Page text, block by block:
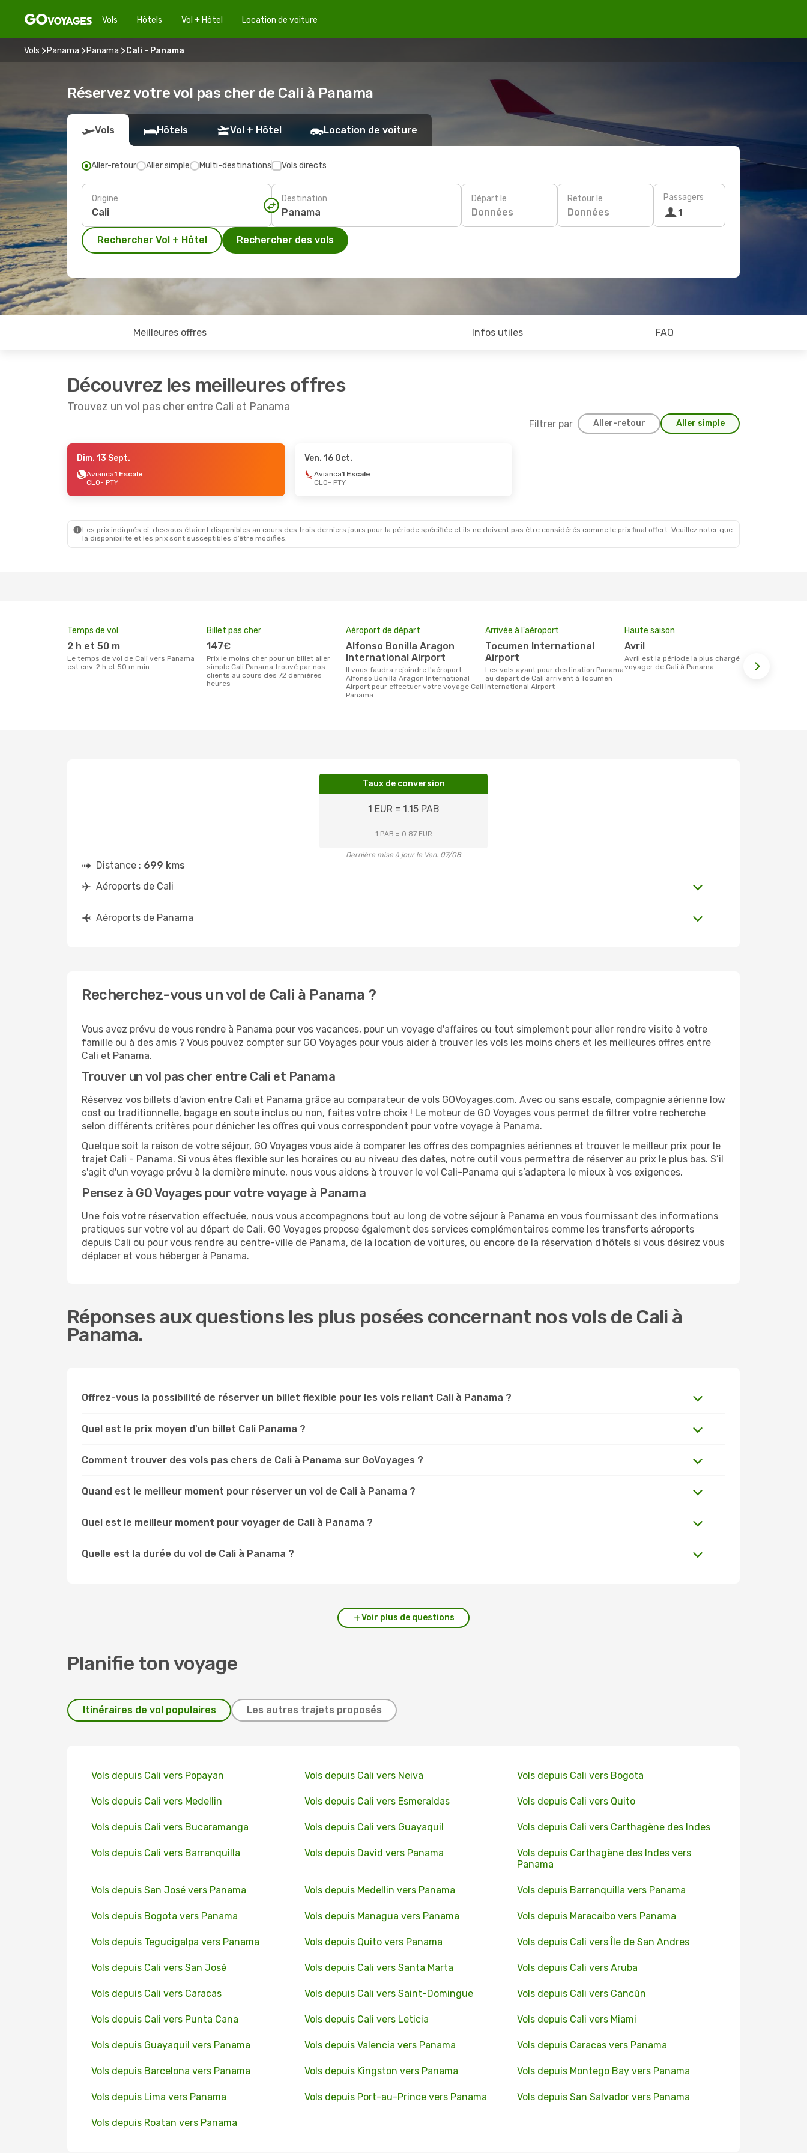
Vols Hôtels Vol + Hôtel Location de voiture
Vols Panama Panama Cali - Panama
Réservez votre vol pas cher de Cali à Panama
Vols Hôtels Vol + Hôtel Location de voiture
Aller-retour Aller simple Multi-destinations Vols directs
Origine Destination Départ le
Données
Retour le
Données
Passagers
1
Rechercher Vol + Hôtel Rechercher des vols
Meilleures offres Infos utiles FAQ
Découvrez les meilleures offres
Trouvez un vol pas cher entre Cali et Panama
Filtrer par Aller-retour Aller simple
- Mar. 1 Sept.
Direct
Dim. 13 Sept.
Avianca1 Escale
CLO- PTY
Ven. 16 Oct.
Avianca1 Escale
CLO- PTY
Les prix indiqués ci-dessous étaient disponibles au cours des trois derniers jours pour la période spécifiée et ils ne doivent pas être considérés comme le prix final offert. Veuillez noter que
la disponibilité et les prix sont susceptibles d’être modifiés.
Temps de vol
2 h et 50 m
Le temps de vol de Cali vers Panama
est env. 2 h et 50 m min.
Billet pas cher
147€
Prix le moins cher pour un billet aller
simple Cali Panama trouvé par nos
clients au cours des 72 dernières
heures
Aéroport de départ
Alfonso Bonilla Aragon
International Airport
Il vous faudra rejoindre l'aéroport
Alfonso Bonilla Aragon International
Airport pour effectuer votre voyage Cali
Panama.
Arrivée à l'aéroport
Tocumen International
Airport
Les vols ayant pour destination Panama
au depart de Cali arrivent à Tocumen
International Airport
Haute saison
avril
avril est la période la plus chargée pour
voyager de Cali à Panama.
Taux de conversion
1 EUR = 1.15 PAB
1 PAB = 0.87 EUR
Dernière mise à jour le Ven. 07/08
Distance : 699 kms
Aéroports de Cali
Aéroports de Panama
Recherchez-vous un vol de Cali à Panama ?
Vous avez prévu de vous rendre à Panama pour vos vacances, pour un voyage d'affaires ou tout simplement pour aller rendre visite à votre
famille ou à des amis ? Vous pouvez compter sur GO Voyages pour vous aider à trouver les vols les moins chers et les meilleures offres entre
Cali et Panama.
Trouver un vol pas cher entre Cali et Panama
Réservez vos billets d'avion entre Cali et Panama grâce au comparateur de vols GOVoyages.com. Avec ou sans escale, compagnie aérienne low
cost ou traditionnelle, bagage en soute inclus ou non, faites votre choix ! Le moteur de GO Voyages vous permet de filtrer votre recherche
selon différents critères pour dénicher les offres qui vous correspondent pour votre voyage à Panama.
Quelque soit la raison de votre séjour, GO Voyages vous aide à comparer les offres des compagnies aériennes et trouver le meilleur prix pour le
trajet Cali - Panama. Si vous êtes flexible sur les horaires ou au niveau des dates, notre outil vous permettra de réserver au prix le plus bas. S’il
s'agit d'un voyage prévu à la dernière minute, nous vous aidons à trouver le vol Cali-Panama qui s’adaptera le mieux à vos exigences.
Pensez à GO Voyages pour votre voyage à Panama
Une fois votre réservation effectuée, nous vous accompagnons tout au long de votre séjour à Panama en vous fournissant des informations
pratiques sur votre vol au départ de Cali. GO Voyages propose également des services complémentaires comme les transferts aéroports
depuis Cali ou pour vous rendre au centre-ville de Panama, de la location de voitures, ou encore de la réservation d'hôtels si vous désirez vous
déplacer et vous héberger à Panama.
Réponses aux questions les plus posées concernant nos vols de Cali à
Panama.
Offrez-vous la possibilité de réserver un billet flexible pour les vols reliant Cali à Panama ?
Quel est le prix moyen d'un billet Cali Panama ?
Comment trouver des vols pas chers de Cali à Panama sur GoVoyages ?
Quand est le meilleur moment pour réserver un vol de Cali à Panama ?
Quel est le meilleur moment pour voyager de Cali à Panama ?
Quelle est la durée du vol de Cali à Panama ?
Voir plus de questions
Planifie ton voyage
Itinéraires de vol populaires Les autres trajets proposés
Vols depuis Cali vers Popayan Vols depuis Cali vers Neiva Vols depuis Cali vers Bogota
Vols depuis Cali vers Medellin Vols depuis Cali vers Esmeraldas Vols depuis Cali vers Quito
Vols depuis Cali vers Bucaramanga Vols depuis Cali vers Guayaquil Vols depuis Cali vers Carthagène des Indes
Vols depuis Cali vers Barranquilla Vols depuis David vers Panama
Vols depuis Carthagène des Indes vers
Panama
Vols depuis San José vers Panama Vols depuis Medellin vers Panama Vols depuis Barranquilla vers Panama
Vols depuis Bogota vers Panama Vols depuis Managua vers Panama Vols depuis Maracaibo vers Panama
Vols depuis Tegucigalpa vers Panama Vols depuis Quito vers Panama Vols depuis Cali vers Île de San Andres
Vols depuis Cali vers San José Vols depuis Cali vers Santa Marta Vols depuis Cali vers Aruba
Vols depuis Cali vers Caracas Vols depuis Cali vers Saint-Domingue Vols depuis Cali vers Cancún
Vols depuis Cali vers Punta Cana Vols depuis Cali vers Leticia Vols depuis Cali vers Miami
Vols depuis Guayaquil vers Panama Vols depuis Valencia vers Panama Vols depuis Caracas vers Panama
Vols depuis Barcelona vers Panama Vols depuis Kingston vers Panama Vols depuis Montego Bay vers Panama
Vols depuis Lima vers Panama Vols depuis Port-au-Prince vers Panama Vols depuis San Salvador vers Panama
Vols depuis Roatan vers Panama